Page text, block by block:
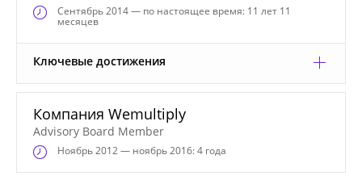
Сентябрь2014 — по настоящее время: 11 лет 11
месяцев
Ключевые достижения
Компания Wemultiply
Advisory Board Member
Ноябрь2012 — ноябрь 2016: 4 года